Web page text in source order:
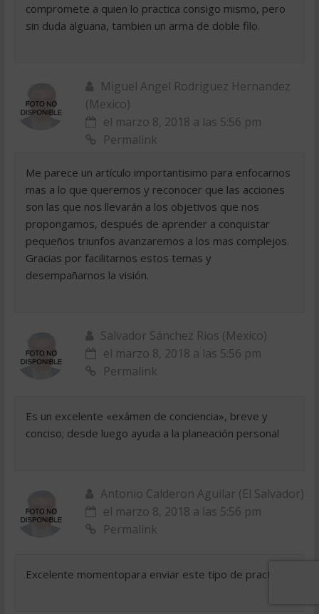
compromete a quien lo practica consigo mismo, pero
sin duda alguana, tambien un arma de doble filo.
Miguel Angel Rodriguez Hernandez
(Mexico)
el marzo 8, 2018 a las 5:56 pm
Permalink
Me parece un artículo importantisimo para enfocarnos
mas a lo que queremos y reconocer que las acciones
son las que nos llevarán a los objetivos que nos
propongamos, después de aprender a conquistar
pequeños triunfos avanzaremos a los mas complejos.
Gracias por facilitarnos estos temas y
desempañarnos la visión.
Salvador Sánchez Rios (Mexico)
el marzo 8, 2018 a las 5:56 pm
Permalink
Es un excelente «exámen de conciencia», breve y
conciso; desde luego ayuda a la planeación personal
Antonio Calderon Aguilar (El Salvador)
el marzo 8, 2018 a las 5:56 pm
Permalink
Excelente momentopara enviar este tipo de practica